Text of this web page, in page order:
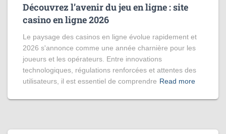
Découvrez l’avenir du jeu en ligne : site
casino en ligne 2026
Le paysage des casinos en ligne évolue rapidement et
2026 s'annonce comme une année charnière pour les
joueurs et les opérateurs. Entre innovations
technologiques, régulations renforcées et attentes des
utilisateurs, il est essentiel de comprendre Read more